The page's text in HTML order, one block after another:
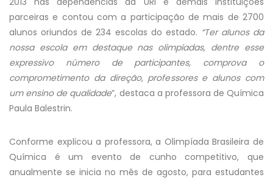
parceiras e contou com a participação de mais de 2700
alunos oriundos de 234 escolas do estado. “Ter alunos da
nossa escola em destaque nas olimpíadas, dentre esse
expressivo número de participantes, comprova o
comprometimento da direção, professores e alunos com
um ensino de qualidade”, destaca a professora de Química
Paula Balestrin.
Conforme explicou a professora, a Olimpíada Brasileira de
Química é um evento de cunho competitivo, que
anualmente se inicia no mês de agosto, para estudantes